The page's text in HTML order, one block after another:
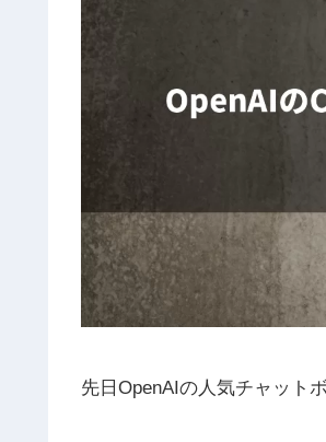
先日OpenAIの人気チャット